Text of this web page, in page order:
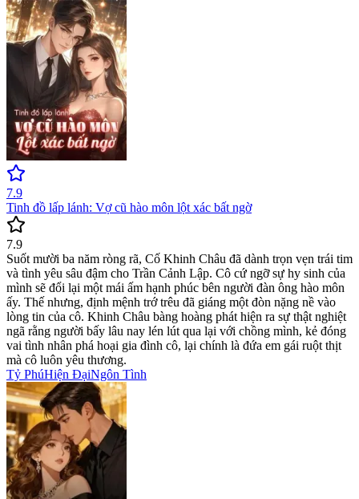
7.9
Tinh đồ lấp lánh: Vợ cũ hào môn lột xác bất ngờ
7.9
Suốt mười ba năm ròng rã, Cố Khinh Châu đã dành trọn vẹn trái tim
và tình yêu sâu đậm cho Trần Cảnh Lập. Cô cứ ngỡ sự hy sinh của
mình sẽ đổi lại một mái ấm hạnh phúc bên người đàn ông hào môn
ấy. Thế nhưng, định mệnh trớ trêu đã giáng một đòn nặng nề vào
lòng tin của cô. Khinh Châu bàng hoàng phát hiện ra sự thật nghiệt
ngã rằng người bấy lâu nay lén lút qua lại với chồng mình, kẻ đóng
vai tình nhân phá hoại gia đình cô, lại chính là đứa em gái ruột thịt
mà cô luôn yêu thương.
Tỷ PhúHiện ĐạiNgôn Tình